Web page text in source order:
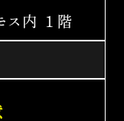
ス内 １階